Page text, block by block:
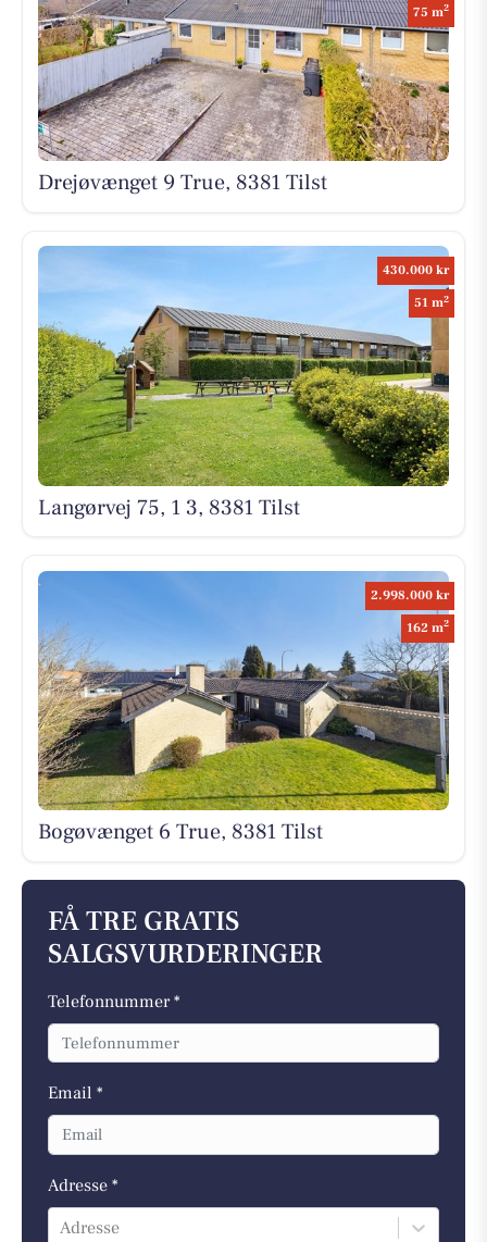
75 m2
Drejøvænget 9 True, 8381 Tilst
430.000 kr
51 m2
Langørvej 75, 1 3, 8381 Tilst
2.998.000 kr
162 m2
Bogøvænget 6 True, 8381 Tilst
FÅ TRE GRATIS
SALGSVURDERINGER
Telefonnummer *
Email *
Adresse *
Adresse